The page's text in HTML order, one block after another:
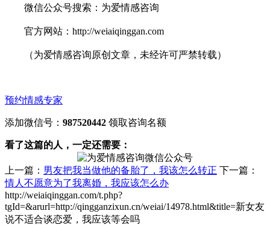
微信公众号搜索：为爱情感咨询
官方网站：http://weiaiqinggan.com
（为爱情感咨询原创文章，未经许可严禁转载）
预约情感专家
添加微信号： 987520442 领取咨询名额
看了这篇的人，一定还需要：
上一篇： 男友把我当做他的备胎了，我该怎么转正 下一篇：
情人不愿意为了我离婚，我应该怎么办
http://weiaiqinggan.com/t.php?
tgId=&arurl=http://qingganzixun.cn/weiai/14978.html&title=新女友
说不适合谈恋爱，我应该等会吗